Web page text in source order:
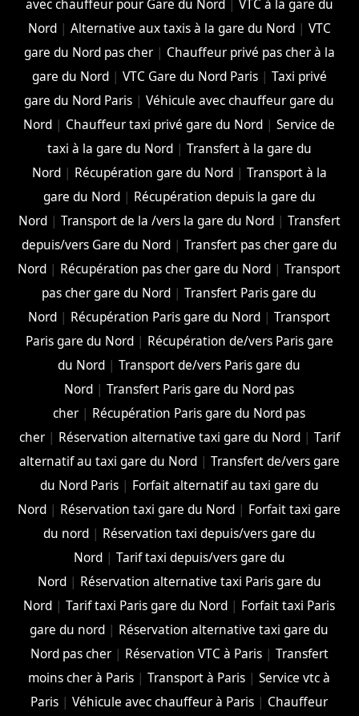
avec chauffeur pour Gare du Nord
VTC à la gare du
Nord| Alternative aux taxis à la gare du Nord| VTC
gare du Nord pas cher| Chauffeur privé pas cher à la
gare du Nord| VTC Gare du Nord Paris| Taxi privé
gare du Nord Paris |Véhicule avec chauffeur gare du
Nord | Chauffeur taxi privé gare du Nord |Service de
taxi à la gare du Nord| Transfert à la gare du
Nord| Récupération gare du Nord| Transport à la
gare du Nord| Récupération depuis la gare du
Nord| Transport de la /vers la gare du Nord| Transfert
depuis/vers Gare du Nord| Transfert pas cher gare du
Nord | Récupération pas cher gare du Nord |Transport
pas cher gare du Nord |Transfert Paris gare du
Nord | Récupération Paris gare du Nord |Transport
Paris gare du Nord| Récupération de/vers Paris gare
du Nord |Transport de/vers Paris gare du
Nord |Transfert Paris gare du Nord pas
cher | Récupération Paris gare du Nord pas
cher| Réservation alternative taxi gare du Nord| Tarif
alternatif au taxi gare du Nord| Transfert de/vers gare
du Nord Paris| Forfait alternatif au taxi gare du
Nord | Réservation taxi gare du Nord | Forfait taxi gare
du nord| Réservation taxi depuis/vers gare du
Nord| Tarif taxi depuis/vers gare du
Nord| Réservation alternative taxi Paris gare du
Nord |Tarif taxi Paris gare du Nord | Forfait taxi Paris
gare du nord | Réservation alternative taxi gare du
Nord pas cher| Réservation VTC à Paris| Transfert
moins cher à Paris |Transport à Paris |Service vtc à
Paris |Véhicule avec chauffeur à Paris | Chauffeur